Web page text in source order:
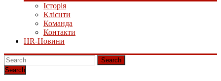
Історія
Клієнти
Команда
Контакти
HR-Новини
Search